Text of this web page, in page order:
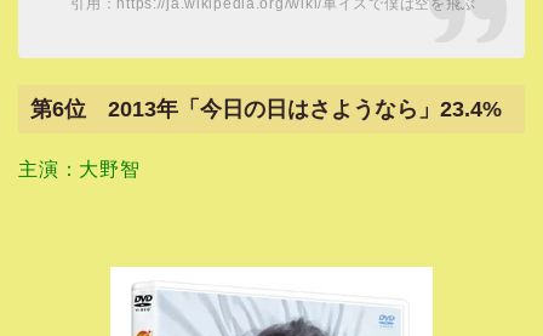
第6位 2013年「今日の日はさようなら」23.4%
主演：大野智